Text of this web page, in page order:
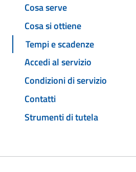
Cosa serve
Cosa si ottiene
Tempi e scadenze
Accedi al servizio
Condizioni di servizio
Contatti
Strumenti di tutela